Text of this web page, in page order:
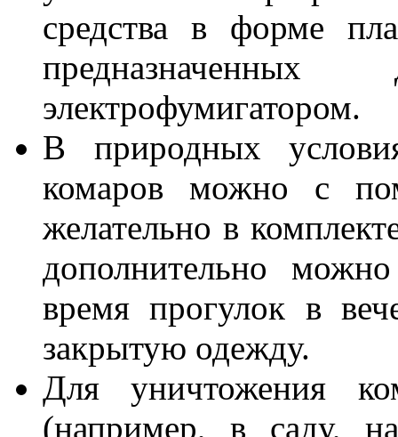
средства в форме
электрофумигатором.
В природных
комаров можно с
желательно в
дополнительно
время прогулок в
закрытую одежду.
Для уничтожения
(например, в саду,